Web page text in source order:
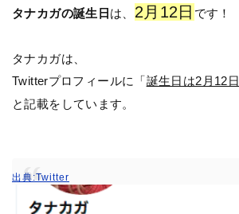
タナカガの誕生日 は、 2月12日 です！
タナカガは、
Twitterプロフィールに「誕生日は2月12日
と記載をしています。
出典:Twitter